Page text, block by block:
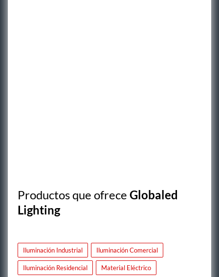
Productos que ofrece Globaled
Lighting
Iluminación Industrial Iluminación Comercial
Iluminación Residencial Material Eléctrico